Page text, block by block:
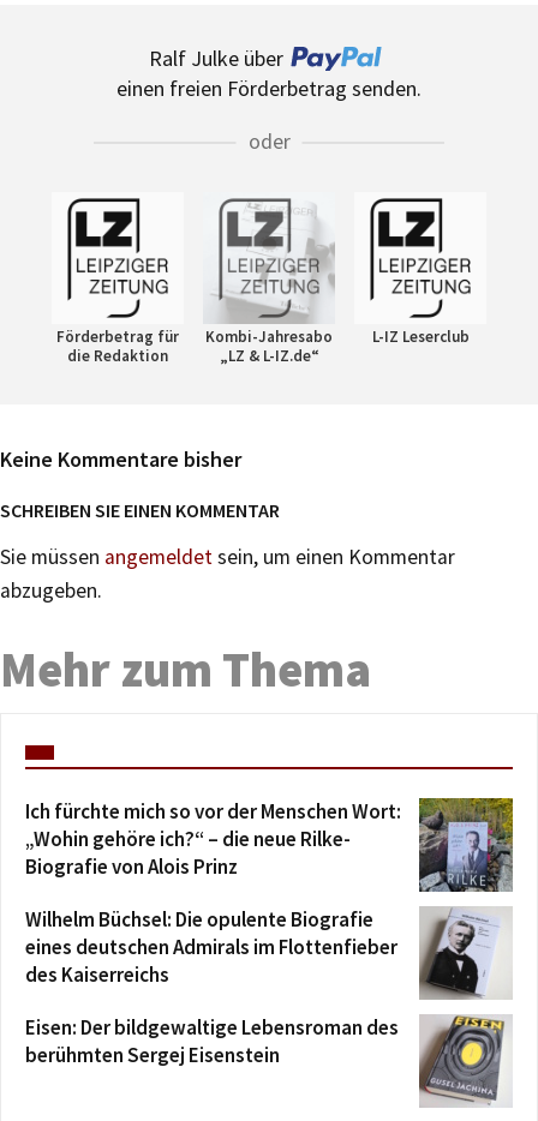
Ralf Julke über
einen freien Förderbetrag senden.
oder
Förderbetrag für
die Redaktion
Kombi-Jahresabo
„LZ & L-IZ.de“
L-IZ Leserclub
Keine Kommentare bisher
SCHREIBEN SIE EINEN KOMMENTAR
Sie müssen angemeldetsein, um einen Kommentar
abzugeben.
Mehr zum Thema
Ich fürchte mich so vor der Menschen Wort:
„Wohin gehöre ich?“ – die neue Rilke-
Biografie von Alois Prinz
Wilhelm Büchsel: Die opulente Biografie
eines deutschen Admirals im Flottenfieber
des Kaiserreichs
Eisen: Der bildgewaltige Lebensroman des
berühmten Sergej Eisenstein